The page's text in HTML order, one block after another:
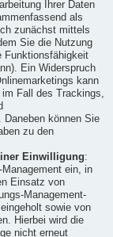
Ihrer Daten
als
zunächst mittels
Sie die Nutzung
Funktionsfähigkeit
Ein Widerspruch
kann
Fall des Trackings,
Daneben können Sie
zu den
Einwilligung:
ein, in
Einsatz von
Management-
sowie von
Hierbei wird die
nicht erneut